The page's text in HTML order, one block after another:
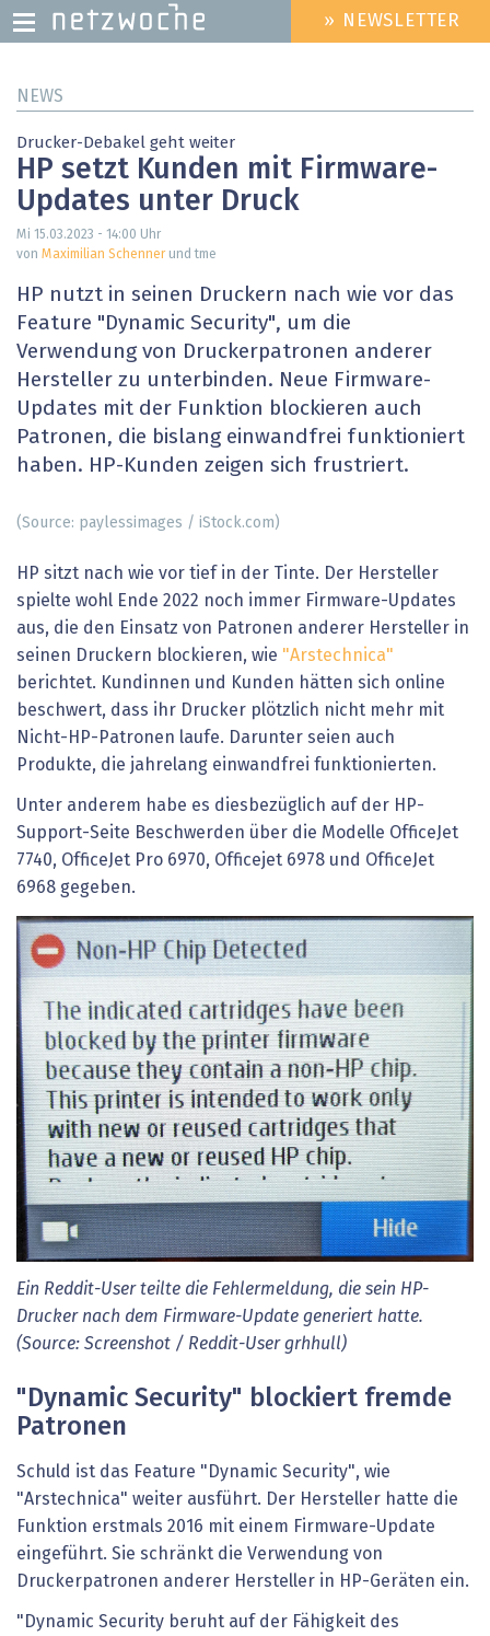
zum
HEADER
MENU
» NEWSLETTER
NEWS
Drucker-Debakel geht weiter
HP setzt Kunden mit Firmware-
Updates unter Druck
Mi 15.03.2023 - 14:00 Uhr
von Maximilian Schennerund tme
HP nutzt in seinen Druckern nach wie vor das
Feature "Dynamic Security", um die
Verwendung von Druckerpatronen anderer
Hersteller zu unterbinden. Neue Firmware-
Updates mit der Funktion blockieren auch
Patronen, die bislang einwandfrei funktioniert
haben. HP-Kunden zeigen sich frustriert.
(Source: paylessimages / iStock.com)
HP sitzt nach wie vor tief in der Tinte. Der Hersteller
spielte wohl Ende 2022 noch immer Firmware-Updates
aus, die den Einsatz von Patronen anderer Hersteller in
seinen Druckern blockieren, wie "Arstechnica"
berichtet. Kundinnen und Kunden hätten sich online
beschwert, dass ihr Drucker plötzlich nicht mehr mit
Nicht-HP-Patronen laufe. Darunter seien auch
Produkte, die jahrelang einwandfrei funktionierten.
Unter anderem habe es diesbezüglich auf der HP-
Support-Seite Beschwerden über die Modelle OfficeJet
7740, OfficeJet Pro 6970, Officejet 6978 und OfficeJet
6968 gegeben.
Ein Reddit-User teilte die Fehlermeldung, die sein HP-
Drucker nach dem Firmware-Update generiert hatte.
(Source: Screenshot / Reddit-User grhhull)
"Dynamic Security" blockiert fremde
Patronen
Schuld ist das Feature "Dynamic Security", wie
"Arstechnica" weiter ausführt. Der Hersteller hatte die
Funktion erstmals 2016 mit einem Firmware-Update
eingeführt. Sie schränkt die Verwendung von
Druckerpatronen anderer Hersteller in HP-Geräten ein.
"Dynamic Security beruht auf der Fähigkeit des